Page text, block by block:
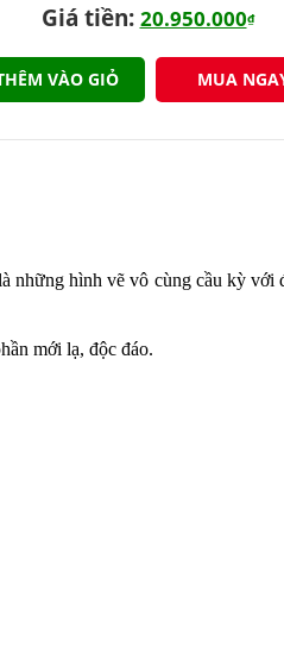
Giá tiền: 20.950.000₫
VÀO GIỎ MUA
những hình vẽ vô cùng cầu kỳ với
mới lạ, độc đáo.